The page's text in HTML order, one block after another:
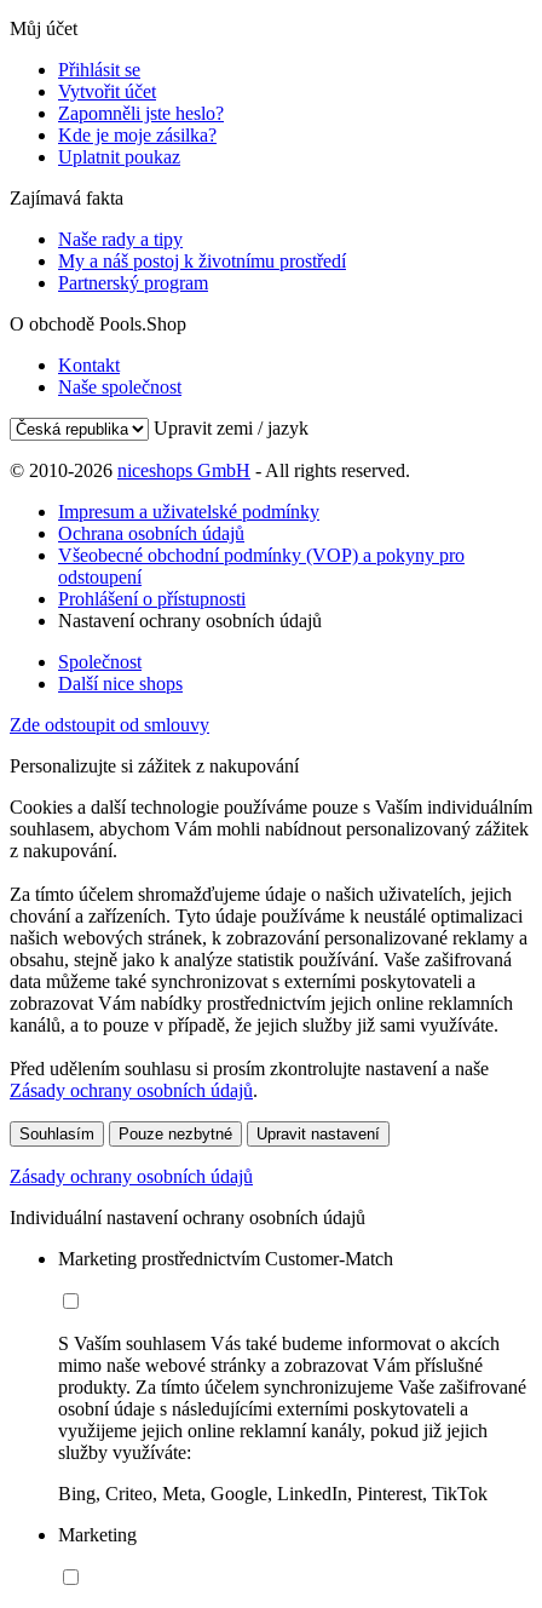
Můj účet
Přihlásit se
Vytvořit účet
Zapomněli jste heslo?
Kde je moje zásilka?
Uplatnit poukaz
Zajímavá fakta
Naše rady a tipy
My a náš postoj k životnímu prostředí
Partnerský program
O obchodě Pools.Shop
Kontakt
Naše společnost
Upravit zemi / jazyk
© 2010-2026 niceshops GmbH - All rights reserved.
Impresum a uživatelské podmínky
Ochrana osobních údajů
Všeobecné obchodní podmínky (VOP) a pokyny pro
odstoupení
Prohlášení o přístupnosti
Nastavení ochrany osobních údajů
Společnost
Další nice shops
Zde odstoupit od smlouvy
Personalizujte si zážitek z nakupování
Cookies a další technologie používáme pouze s Vaším individuálním
souhlasem, abychom Vám mohli nabídnout personalizovaný zážitek
z nakupování.
Za tímto účelem shromažďujeme údaje o našich uživatelích, jejich
chování a zařízeních. Tyto údaje používáme k neustálé optimalizaci
našich webových stránek, k zobrazování personalizované reklamy a
obsahu, stejně jako k analýze statistik používání. Vaše zašifrovaná
data můžeme také synchronizovat s externími poskytovateli a
zobrazovat Vám nabídky prostřednictvím jejich online reklamních
kanálů, a to pouze v případě, že jejich služby již sami využíváte.
Před udělením souhlasu si prosím zkontrolujte nastavení a naše
Zásady ochrany osobních údajů.
Souhlasím Pouze nezbytné Upravit nastavení
Zásady ochrany osobních údajů
Individuální nastavení ochrany osobních údajů
Marketing prostřednictvím Customer-Match
S Vaším souhlasem Vás také budeme informovat o akcích
mimo naše webové stránky a zobrazovat Vám příslušné
produkty. Za tímto účelem synchronizujeme Vaše zašifrované
osobní údaje s následujícími externími poskytovateli a
využijeme jejich online reklamní kanály, pokud již jejich
služby využíváte:
Bing, Criteo, Meta, Google, LinkedIn, Pinterest, TikTok
Marketing